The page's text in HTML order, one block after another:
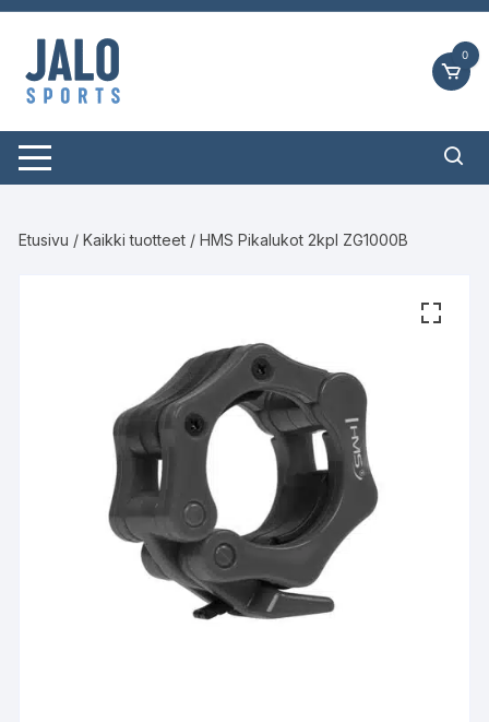
Siirry
suoraan
sisältöön
0
Etusivu /Kaikki tuotteet / HMS Pikalukot 2kpl ZG1000B